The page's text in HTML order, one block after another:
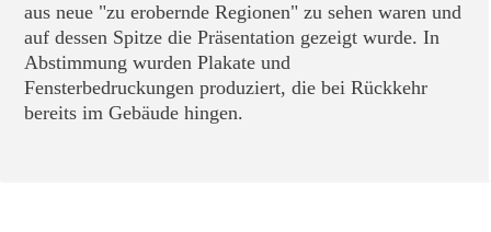
aus neue "zu erobernde Regionen" zu sehen waren und
auf dessen Spitze die Präsentation gezeigt wurde. In
Abstimmung wurden Plakate und
Fensterbedruckungen produziert, die bei Rückkehr
bereits im Gebäude hingen.